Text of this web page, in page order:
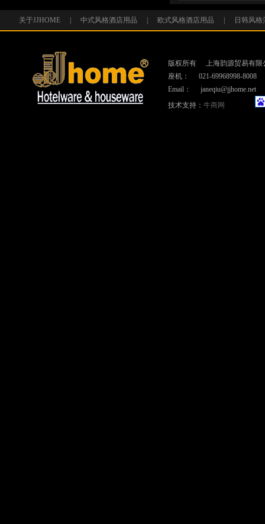
灯 设计感 金属 极简时尚
欧 酒店客房用品 创意灯
关于JJHOME 中式风格酒店用品 欧式风格酒店用品 日韩风
版权所有
上海韵源贸易有限
座机：
021-69968998-8008
Email：
janeqiu@jjhome.net
技术支持： 牛商网